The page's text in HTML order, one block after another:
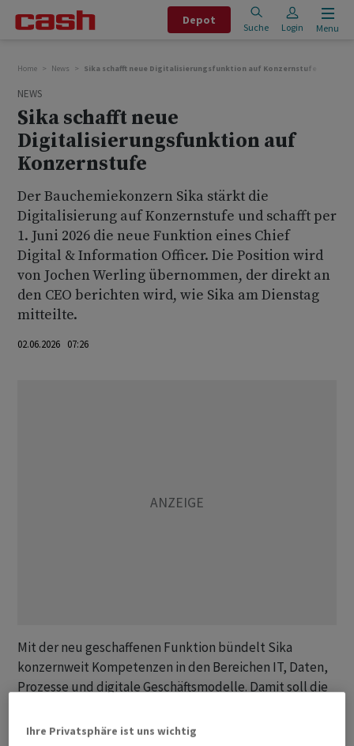
Depot
Suche Login Menu
Home News Sika schafft neue Digitalisierungsfunktion auf Konzernstufe
NEWS
Sika schafft neue
Digitalisierungsfunktion auf
Konzernstufe
Der Bauchemiekonzern Sika stärkt die
Digitalisierung auf Konzernstufe und schafft per
1. Juni 2026 die neue Funktion eines Chief
Digital & Information Officer. Die Position wird
von Jochen Werling übernommen, der direkt an
den CEO berichten wird, wie Sika am Dienstag
mitteilte.
02.06.2026 07:26
Mit der neu geschaffenen Funktion bündelt Sika
konzernweit Kompetenzen in den Bereichen IT, Daten,
Prozesse und digitale Geschäftsmodelle. Damit soll die
beschleunigt werden.
Ihre Privatsphäre ist uns wichtig